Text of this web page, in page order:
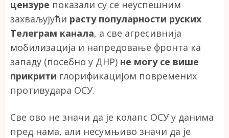
цензуре показали су се неуспешним
захваљујући расту популарности руских
Телеграм канала, а све агресивнија
мобилизација и напредовање фронта ка
западу (посебно у ДНР) не могу се више
прикрити глорификацијом повремених
противудара ОСУ.
Све ово не значи да је колапс ОСУ у данима
пред нама, али несумњиво значи да је